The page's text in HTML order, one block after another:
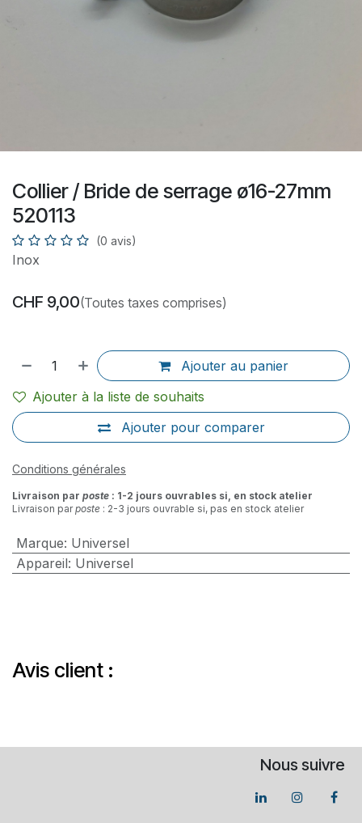
Collier / Bride de serrage ø16-27mm
520113
(0 avis)
Inox
CHF 9,00(Toutes taxes comprises)
Ajouter au panier
Ajouter pour comparer
Ajouter à la liste de souhaits
Conditions générales
Livraison par poste : 1-2 jours ouvrables si, en stock atelier
Livraison parposte : 2-3 jours ouvrable si, pas en stock atelier
Marque: Universel
Appareil: Universel
Avis client :
Nous suivre